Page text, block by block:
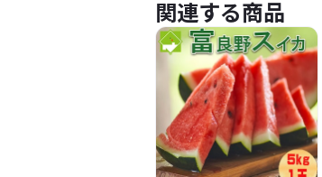
関連する商品